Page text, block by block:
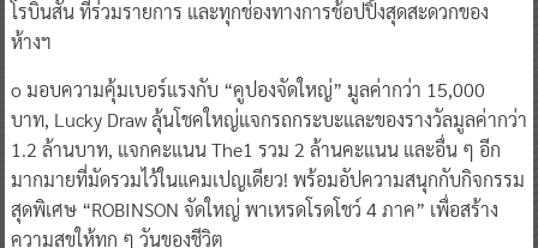
โรบินสัน ที่ร่วมรายการ และทุกช่องทางการช้อปปิ้งสุดสะดวกของ
ห้างฯ
o มอบความคุ้มเบอร์แรงกับ “คูปองจัดใหญ่” มูลค่ากว่า 15,000
บาท, Lucky Draw ลุ้นโชคใหญ่แจกรถกระบะและของรางวัลมูลค่ากว่า
1.2 ล้านบาท, แจกคะแนน The1 รวม 2 ล้านคะแนน และอื่น ๆ อีก
มากมายที่มัดรวมไว้ในแคมเปญเดียว! พร้อมอัปความสนุกกับกิจกรรม
สุดพิเศษ “ROBINSON จัดใหญ่ พาเหรดโรดโชว์ 4 ภาค” เพื่อสร้าง
ความสุขให้ทุก ๆ วันของชีวิต